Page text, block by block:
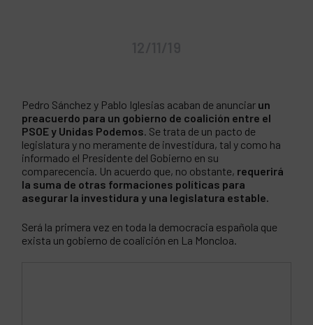
Pedro Sánchez y Pablo Iglesias acaban de anunciar un
preacuerdo para un gobierno de coalición entre el
PSOE y Unidas Podemos. Se trata de un pacto de
legislatura y no meramente de investidura, tal y como ha
informado el Presidente del Gobierno en su
comparecencia. Un acuerdo que, no obstante, requerirá
la suma de otras formaciones políticas para
asegurar la investidura y una legislatura estable.
Será la primera vez en toda la democracia española que
exista un gobierno de coalición en La Moncloa.